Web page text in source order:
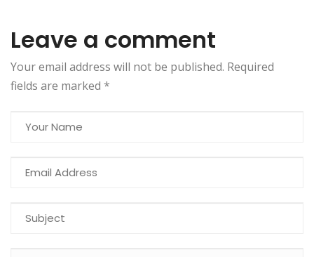
Leave a comment
Your email address will not be published. Required
fields are marked *